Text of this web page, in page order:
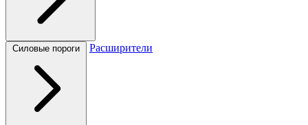
Силовые пороги Расширители